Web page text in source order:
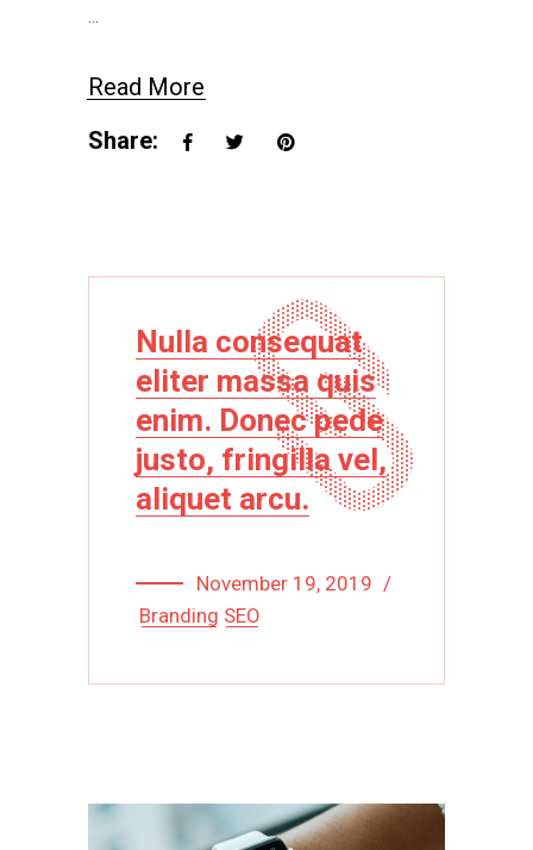
Read More
Share:
Nulla consequat
eliter massa quis
enim. Donec pede
justo, fringilla vel,
aliquet arcu.
November 19, 2019
Branding SEO